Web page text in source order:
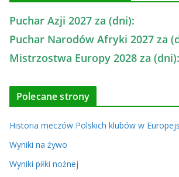
Puchar Azji 2027 za (dni):
Puchar Narodów Afryki 2027 za
Mistrzostwa Europy 2028 za (dni):
Polecane strony
Historia meczów Polskich klubów w
Wyniki na żywo
Wyniki piłki nożnej